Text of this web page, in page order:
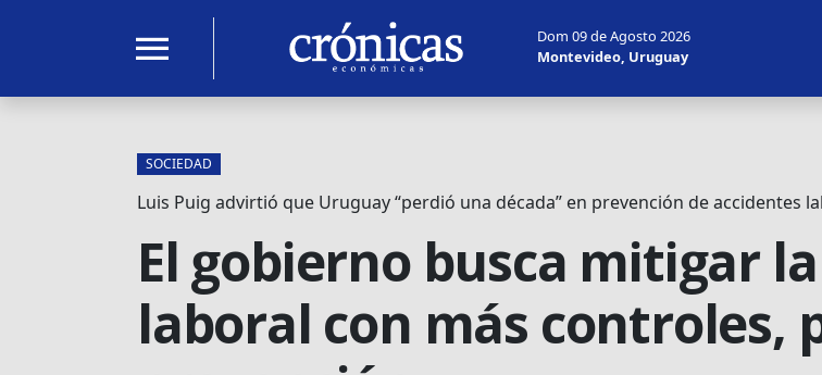
menu
Dom 09 de Agosto 2026
Montevideo, Uruguay
SOCIEDAD
Luis Puig advirtió que Uruguay “perdió una década” en prevención de accidentes
El gobierno busca mitigar
laboral con más controles,